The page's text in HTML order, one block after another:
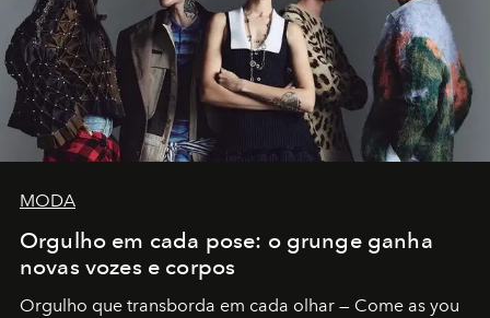
MODA
Orgulho em cada pose: o grunge ganha
novas vozes e corpos
Orgulho que transborda em cada olhar — Come as you